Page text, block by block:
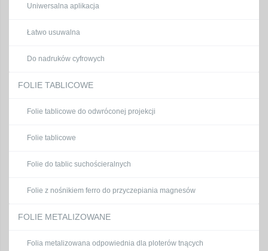
Uniwersalna aplikacja
Łatwo usuwalna
Do nadruków cyfrowych
FOLIE TABLICOWE
Folie tablicowe do odwróconej projekcji
Folie tablicowe
Folie do tablic suchościeralnych
Folie z nośnikiem ferro do przyczepiania magnesów
FOLIE METALIZOWANE
Folia metalizowana odpowiednia dla ploterów tnących